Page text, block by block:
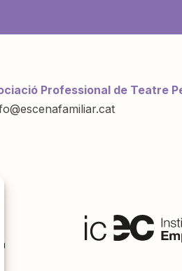
Professional de Teatre